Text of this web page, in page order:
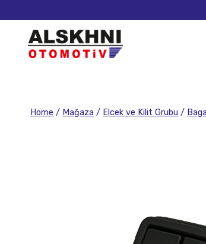
Home / Mağaza / Elcek ve Kilit Grubu /